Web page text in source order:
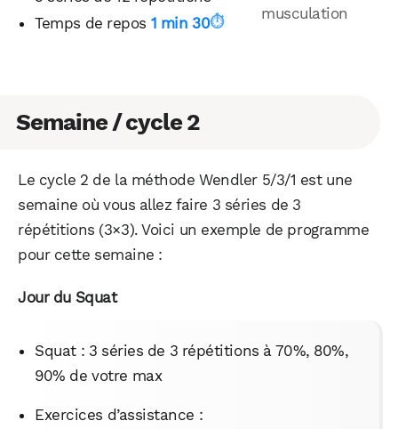
Temps de repos 1 min 30
Semaine / cycle 2
Le cycle 2 de la méthode Wendler 5/3/1 est une
semaine où vous allez faire 3 séries de 3
répétitions (3×3). Voici un exemple de programme
pour cette semaine :
Jour du Squat
Squat : 3 séries de 3 répétitions à 70%, 80%,
90% de votre max
Exercices d’assistance :